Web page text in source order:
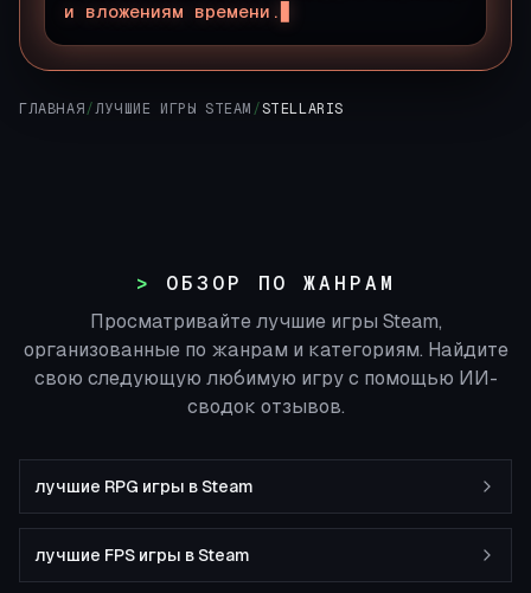
и вложениям времени.
ГЛАВНАЯ /ЛУЧШИЕ ИГРЫ STEAM /STELLARIS
ОБЗОР ПО ЖАНРАМ
Просматривайте лучшие игры Steam,
организованные по жанрам и категориям. Найдите
свою следующую любимую игру с помощью ИИ-
сводок отзывов.
лучшие RPG игры в Steam
лучшие FPS игры в Steam